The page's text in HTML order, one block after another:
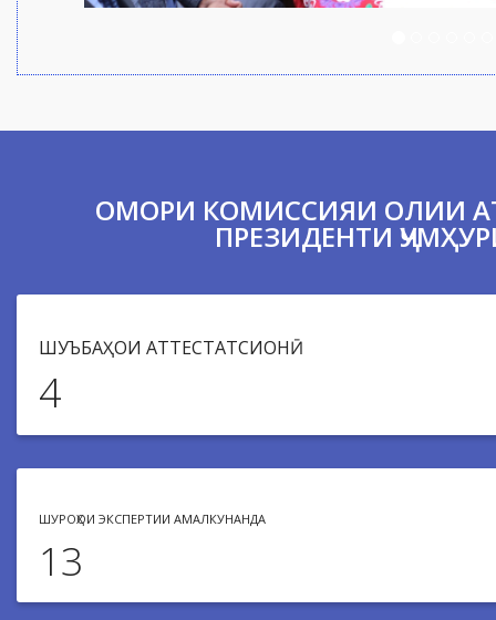
ОМОРИ КОМИССИЯИ ОЛИИ
ПРЕЗИДЕНТИ
ШУЪБАҲОИ АТТЕСТАТСИОНӢ
4
ШУРОҲОИ ЭКСПЕРТИИ АМАЛКУНАНДА
13